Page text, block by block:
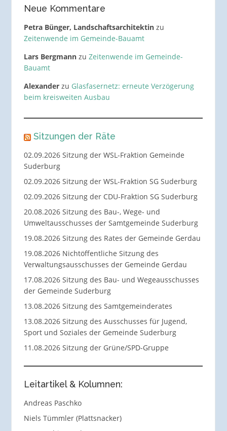
Neue Kommentare
Petra Bünger, Landschaftsarchitektinzu
Zeitenwende im Gemeinde-Bauamt
Lars Bergmannzu Zeitenwende im Gemeinde-
Bauamt
Alexanderzu Glasfasernetz: erneute Verzögerung
beim kreisweiten Ausbau
Sitzungen der Räte
02.09.2026 Sitzung der WSL-Fraktion Gemeinde
Suderburg
02.09.2026 Sitzung der WSL-Fraktion SG Suderburg
02.09.2026 Sitzung der CDU-Fraktion SG Suderburg
20.08.2026 Sitzung des Bau-, Wege- und
Umweltausschusses der Samtgemeinde Suderburg
19.08.2026 Sitzung des Rates der Gemeinde Gerdau
19.08.2026 Nichtöffentliche Sitzung des
Verwaltungsausschusses der Gemeinde Gerdau
17.08.2026 Sitzung des Bau- und Wegeausschusses
der Gemeinde Suderburg
13.08.2026 Sitzung des Samtgemeinderates
13.08.2026 Sitzung des Ausschusses für Jugend,
Sport und Soziales der Gemeinde Suderburg
11.08.2026 Sitzung der Grüne/SPD-Gruppe
Leitartikel & Kolumnen:
Andreas Paschko
Niels Tümmler (Plattsnacker)